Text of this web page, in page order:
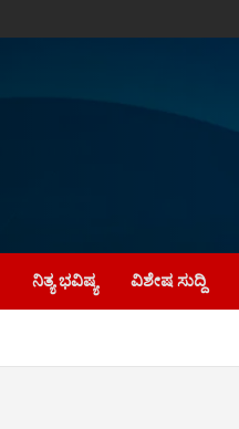
ನಿತ್ಯ ಭವಿಷ್ಯ ವಿಶೇಷ ಸುದ್ದಿ